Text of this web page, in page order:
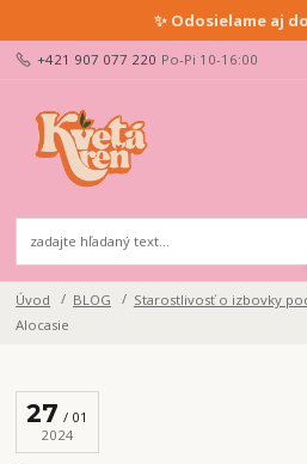
✨ Odosielame aj
+421 907 077 220 Po-Pi 10-16:00
Úvod BLOG Starostlivosť o izbovky
Alocasie
27
01
2024